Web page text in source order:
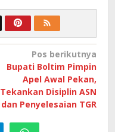
Pos berikutnya
Bupati Boltim Pimpin
Apel Awal Pekan,
Tekankan Disiplin ASN
dan Penyelesaian TGR